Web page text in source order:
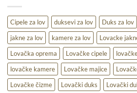
terenu
Cipele za lov duksevi za lov Duks za lov
jakne za lov
kamere za lov Lovacke
Lovačka oprema
Lovačke cipele
lovačke kamere
Lovačke majice
Lovačke čizme
Lovački duks Lovački